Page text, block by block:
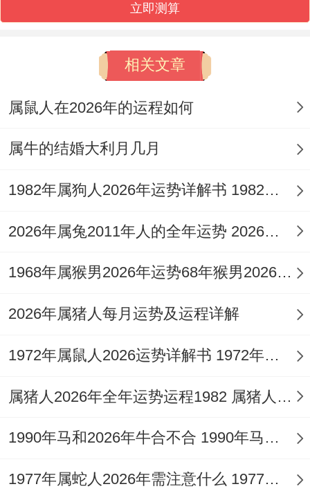
可以理解为，你与当年的「掌权者」（太
面上关系不错，但实际上内部竞争激烈，条
自身命局本就火旺，则易因「帮身太过」而
陷入被动消耗，对于命局喜火的属蛇人此年
星耀方面「驿马」星动。主导变动，远行、
奔波，这提示属蛇女性2026年可能会有较多
遇，在动中求发展，「孤辰」星入扰，此星
主孤寂，清冷，容易在感情或心理上产生孤
「红鸾」星在远方隐隐而动，同「驿马」结
地，旅途或学习进修的场合中而非固守的原
地。
立即测算
相关文章
属鼠人在2026年的运程如何
属牛的结婚大利月几月
1982年属狗人2026年运势详解书 1982年属狗人有几次婚姻
2026年属兔2011年人的全年运势 2026年属兔2026年宝宝
1968年属猴男2026年运势68年猴男2026年每月运势 1968年属猴男的子女运
2026年属猪人每月运势及运程详解
1972年属鼠人2026运势详解书 1972年属鼠人19年运势
属猪人2026年全年运势运程1982 属猪人2026年运势及破解方法
1990年马和2026年牛合不合 1990年马和2026年牛相克吗
1977年属蛇人2026年需注意什么 1977年属蛇人2026年运势及运程